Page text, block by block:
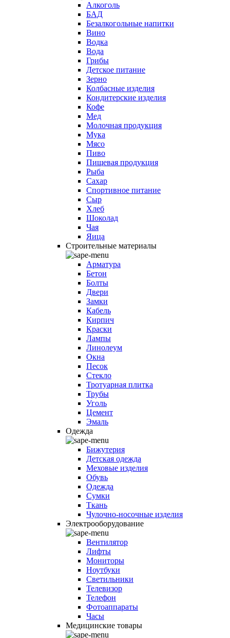
Алкоголь
БАД
Безалкогольные напитки
Вино
Водка
Вода
Грибы
Детское питание
Зерно
Колбасные изделия
Кондитерские изделия
Кофе
Мед
Молочная продукция
Мука
Мясо
Пиво
Пищевая продукция
Рыба
Сахар
Спортивное питание
Сыр
Хлеб
Шоколад
Чая
Яица
Строительные материалы
Арматура
Бетон
Болты
Двери
Замки
Кабель
Кирпич
Краски
Лампы
Линолеум
Окна
Песок
Стекло
Тротуарная плитка
Трубы
Уголь
Цемент
Эмаль
Одежда
Бижутерия
Детская одежда
Меховые изделия
Обувь
Одежда
Сумки
Ткань
Чулочно-носочные изделия
Электрооборудование
Вентилятор
Лифты
Мониторы
Ноутбуки
Светильники
Телевизор
Телефон
Фотоаппараты
Часы
Медицинские товары